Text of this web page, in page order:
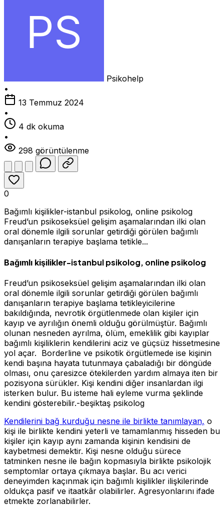
Psikohelp
•
13 Temmuz 2024
•
4 dk okuma
•
298 görüntülenme
0
Bağımlı kişilikler-istanbul psikolog, online psikolog
Freud’un psikoseksüel gelişim aşamalarından ilki olan
oral dönemle ilgili sorunlar getirdiği görülen bağımlı
danışanların terapiye başlama tetikle...
Bağımlı kişilikler-istanbul psikolog, online psikolog
Freud’un psikoseksüel gelişim aşamalarından ilki olan
oral dönemle ilgili sorunlar getirdiği görülen bağımlı
danışanların terapiye başlama tetikleyicilerine
bakıldığında, nevrotik örgütlenmede olan kişiler için
kayıp ve ayrılığın önemli olduğu görülmüştür. Bağımlı
olunan nesneden ayrılma, ölüm, emeklilik gibi kayıplar
bağımlı kişiliklerin kendilerini aciz ve güçsüz hissetmesine
yol açar. Borderline ve psikotik örgütlemede ise kişinin
kendi başına hayata tutunmaya çabaladığı bir döngüde
olması, onu çaresizce ötekilerden yardım almaya iten bir
pozisyona sürükler. Kişi kendini diğer insanlardan ilgi
isterken bulur. Bu isteme hali eyleme vurma şeklinde
kendini gösterebilir.-beşiktaş psikolog
Kendilerini bağ kurduğu nesne ile birlikte tanımlayan, o
kişi ile birlikte kendini yeterli ve tamamlanmış hisseden bu
kişiler için kayıp aynı zamanda kişinin kendisini de
kaybetmesi demektir. Kişi nesne olduğu sürece
tatminken nesne ile bağın kopmasıyla birlikte psikolojik
semptomlar ortaya çıkmaya başlar. Bu acı verici
deneyimden kaçınmak için bağımlı kişilikler ilişkilerinde
oldukça pasif ve itaatkâr olabilirler. Agresyonlarını ifade
etmekte zorlanabilirler.